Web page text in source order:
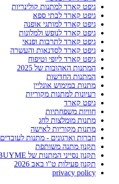
גיפט קארד למתנות קולינריות
גיפט קארד לבתי ספא
גיפט קארד למותגי אופנה
גיפט קארד לנופש ולמלונות
גיפט קארד לתרבות ופנאי
גיפט קארד לסדנאות והעשרה
גיפט קארד ליופי וטיפוח
המתנות האהובות של 2025
המתנות החדשות
מתנות במימוש אונליין
רעיונות למתנות מקוריות
גיפט קארד
חוויות משפחתיות
מתנות מומלצות לחג
מתנות מקוריות לאישה
חברות וארגונים - מתנות לעובדים
תקנון מתנה משותפת
תקנון נסייני המתנות של BUYME
תקנון פעילות ט"ו באב 2026
privacy policy